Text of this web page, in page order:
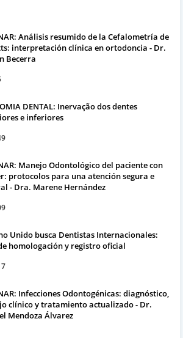
Análisis resumido de la Cefalometría de
interpretación clínica en ortodoncia - Dr.
Becerra
DENTAL: Inervação dos dentes
e inferiores
Manejo Odontológico del paciente con
protocolos para una atención segura e
- Dra. Marene Hernández
Unido busca Dentistas Internacionales:
homologación y registro oficial
Infecciones Odontogénicas: diagnóstico,
clínico y tratamiento actualizado - Dr.
Mendoza Álvarez